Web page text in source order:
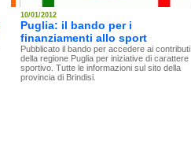
10/01/2012
Puglia: il bando per i
finanziamenti allo sport
Pubblicato il bando per accedere ai contributi
della regione Puglia per iniziative di carattere
sportivo. Tutte le informazioni sul sito della
provincia di Brindisi.